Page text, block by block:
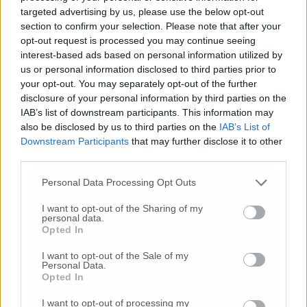
targeted advertising by us, please use the below opt-out
section to confirm your selection. Please note that after your
opt-out request is processed you may continue seeing
interest-based ads based on personal information utilized by
us or personal information disclosed to third parties prior to
your opt-out. You may separately opt-out of the further
disclosure of your personal information by third parties on the
IAB’s list of downstream participants. This information may
also be disclosed by us to third parties on the IAB’s List of
Downstream Participants that may further disclose it to other
Personal Data Processing Opt Outs
I want to opt-out of the Sharing of my
personal data.
Opted In
I want to opt-out of the Sale of my
Personal Data.
Opted In
I want to opt-out of processing my
passare obbligatoriamente attraverso uno
studio comparativo che dimostri in maniera
inequivocabile che tale scelta sia la più
efficace, efficiente ed economica. Tale studio
non è mai stato fatto e la differenza non sta
nell’essere a favore o contrari alla gestione
pubblica ma sta nel voler perseguire una
strada che porterà a perdere l’ennesimo
ricorso o fare le cose nella maniera corretta
nell’interesse soprattutto dei cittadini. Tutti i
sindaci si sono già espressi attraverso un
voto in assemblea dichiarandosi favorevoli
considerano tale indicazione in dogma, altri
invece sono consapevoli che a questa
approfondimenti in grado di dimostrare che
sia la scelta migliore. E’ ora di finirla anche